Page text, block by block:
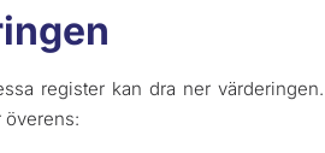
register kan dra ner värderingen.
överens: